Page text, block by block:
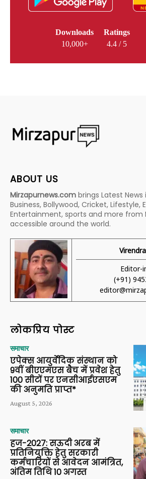
Downloads
10,000+
Ratings
4.4 / 5
ABOUT US
Mirzapurnews.com brings Latest News
Business, Bollywood, Cricket, Lifestyle,
Entertainment, sports and more from
accessible around the world.
Editor-
(+91)
लोकप्रिय पोस्ट
समाचार
एपेक्स आयुर्वेदिक संस्थान को
9वीं बीएएमएस बैच में प्रवेश हेतु
100 सीटों पर एनसीआईएसएम
की अनुमति प्राप्त*
August 5, 2026
समाचार
हज-2027: सऊदी अरब में
प्रतिनियुक्ति हेतु सरकारी
कर्मचारियों से आवेदन आमंत्रित,
अंतिम तिथि 10 अगस्त